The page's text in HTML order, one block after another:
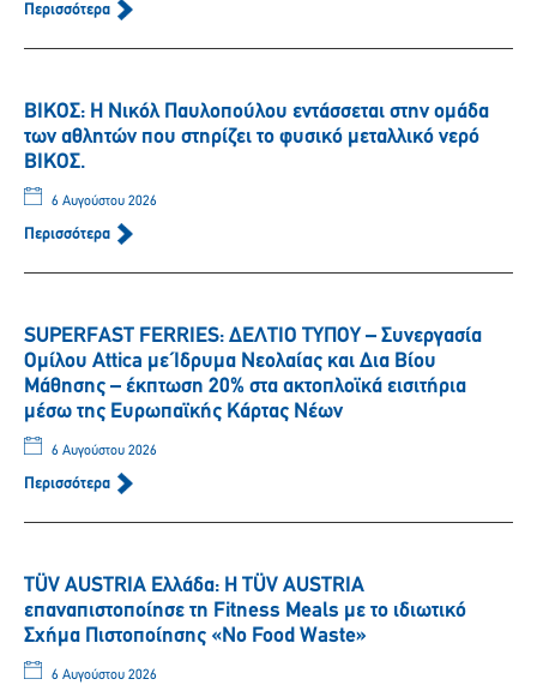
Περισσότερα
ΒΙΚΟΣ: Η Νικόλ Παυλοπούλου εντάσσεται στην ομάδα
των αθλητών που στηρίζει το φυσικό μεταλλικό νερό
ΒΙΚΟΣ.
6 Αυγούστου 2026
Περισσότερα
SUPERFAST FERRIES: ΔΕΛΤΙΟ ΤΥΠΟΥ – Συνεργασία
Ομίλου Attica με Ίδρυμα Νεολαίας και Δια Βίου
Μάθησης – έκπτωση 20% στα ακτοπλοϊκά εισιτήρια
μέσω της Ευρωπαϊκής Κάρτας Νέων
6 Αυγούστου 2026
Περισσότερα
TÜV AUSTRIA Ελλάδα: Η TÜV AUSTRIA
επαναπιστοποίησε τη Fitness Meals με το ιδιωτικό
Σχήμα Πιστοποίησης «No Food Waste»
6 Αυγούστου 2026